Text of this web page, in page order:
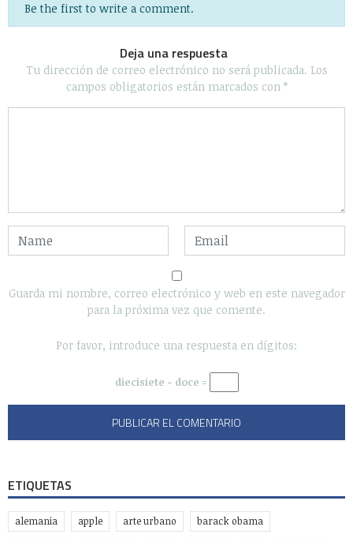
Be the first to write a comment.
Deja una respuesta
Tu dirección de correo electrónico no será publicada. Los
campos obligatorios están marcados con *
Guarda mi nombre, correo electrónico y web en este navegador
para la próxima vez que comente.
Por favor, introduce una respuesta en dígitos:
diecisiete − doce =
ETIQUETAS
alemania apple arte urbano barack obama